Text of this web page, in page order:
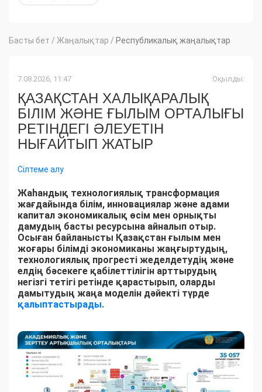
Басты бет / Жаңалықтар / Республикалық жаңалықтар
7.08.2026, 11:47 Оқылды:
ҚАЗАҚСТАН ХАЛЫҚАРАЛЫҚ
БІЛІМ ЖӘНЕ ҒЫЛЫМ ОРТАЛЫҒЫ
РЕТІНДЕГІ ӘЛЕУЕТІН
НЫҒАЙТЫП ЖАТЫР
Сілтеме алу
Жаһандық технологиялық трансформация
жағдайында білім, инновациялар және адами
капитал экономикалық өсім мен орнықты
дамудың басты ресурсына айналып отыр.
Осыған байланысты Қазақстан ғылым мен
жоғары білімді экономиканы жаңғыртудың,
технологиялық прогресті жеделдетудің және
елдің бәсекеге қабілеттілігін арттырудың
негізгі тетігі ретінде қарастырып, оларды
дамытудың жаңа моделін дәйекті түрде
қалыптастырады.